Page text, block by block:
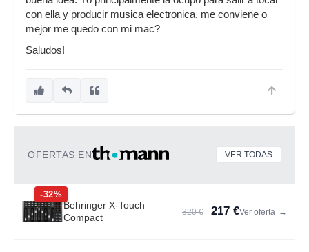
con ella y producir musica electronica, me conviene o
mejor me quedo con mi mac?
Saludos!
OFERTAS EN VER TODAS
-32%
Behringer X-Touch
Compact
320 € 217 €Ver oferta →